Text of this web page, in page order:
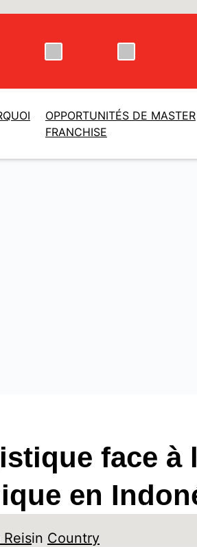
OPPORTUNITÉS DE MASTER
FRANCHISE
face à
en
Reisin Country